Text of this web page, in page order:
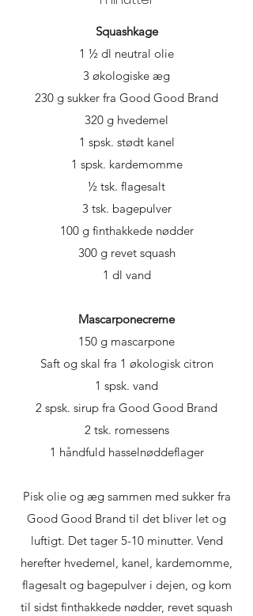
Squashkage
1 ½ dl neutral olie
3 økologiske æg
230 g sukker fra Good Good Brand
320 g hvedemel
1 spsk. stødt kanel
1 spsk. kardemomme
½ tsk. flagesalt
3 tsk. bagepulver
100 g finthakkede nødder
300 g revet squash
1 dl vand
Mascarponecreme
150 g mascarpone
Saft og skal fra 1 økologisk citron
1 spsk. vand
2 spsk. sirup fra Good Good Brand
2 tsk. romessens
1 håndfuld hasselnøddeflager
Pisk olie og æg sammen med sukker fra
Good Good Brand til det bliver let og
luftigt. Det tager 5-10 minutter. Vend
herefter hvedemel, kanel, kardemomme,
flagesalt og bagepulver i dejen, og kom
til sidst finthakkede nødder, revet squash